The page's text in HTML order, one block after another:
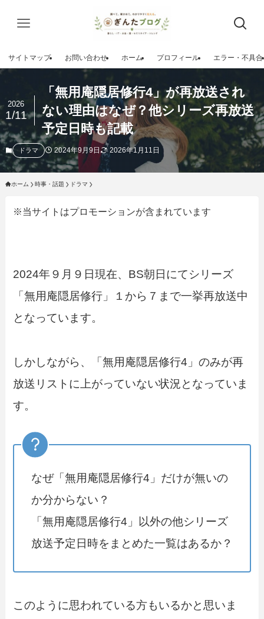
サイトマップ お問い合わせ ホーム プロフィール エラー・不具合
「無用庵隠居修行4」が再放送され
ない理由はなぜ？他シリーズ再放送
予定日時も記載
2026
1/11
ドラマ 2024年9月9日 2026年1月11日
ホーム 時事・話題 ドラマ
※当サイトはプロモーションが含まれています
2024年９月９日現在、BS朝日にてシリーズ
「無用庵隠居修行」１から７まで一挙再放送中
となっています。
しかしながら、「無用庵隠居修行4」のみが再
放送リストに上がっていない状況となっていま
す。
なぜ「無用庵隠居修行4」だけが無いの
か分からない？
「無用庵隠居修行4」以外の他シリーズ
放送予定日時をまとめた一覧はあるか？
このように思われている方もいるかと思いま